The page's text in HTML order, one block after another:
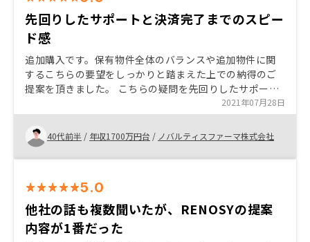
先回りしたサポートと決済完了までのスピー
ド感
追加購入です。保有物件全体のバランスや追加物件に関
するこちらの要望をしっかりと踏まえた上での納得のご
提案を頂きました。 こちらの疑問を先回りしたサポート
と決済完了までのスピード感も素晴らしいと思いまし
た。 契約時の書類は手記入の部分が無くなっていくとよ
り効率的かと思いました。
2021年07月28日
40代前半 / 年収1700万円台 / ノバルティスファーマ株式会社
5.0
他社の話も複数聞いたが、RENOSYの提案
内容が1番だった